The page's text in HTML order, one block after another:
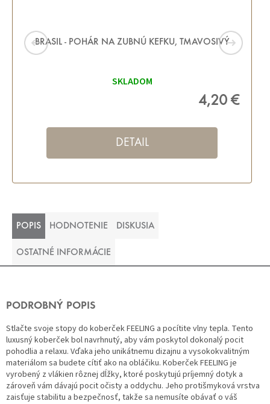
BRASIL - POHÁR NA ZUBNÚ KEFKU, TMAVOSIVÝ
SKLADOM
4,20 €
DETAIL
POPIS HODNOTENIE DISKUSIA
OSTATNÉ INFORMÁCIE
PODROBNÝ POPIS
Stlačte svoje stopy do koberček FEELING a pocítite vlny tepla. Tento
luxusný koberček bol navrhnutý, aby vám poskytol dokonalý pocit
pohodlia a relaxu. Vďaka jeho unikátnemu dizajnu a vysokokvalitným
materiálom sa budete cítiť ako na obláčiku. Koberček FEELING je
vyrobený z vlákien rôznej dĺžky, ktoré poskytujú príjemný dotyk a
zároveň vám dávajú pocit očisty a oddychu. Jeho protišmyková vrstva
zaisťuje stabilitu a bezpečnosť, takže sa nemusíte obávať o váš